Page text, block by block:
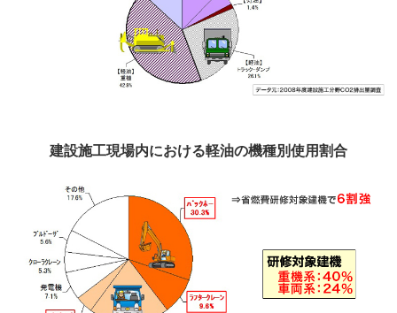
建設施工現場内における軽油の機種別使用割合